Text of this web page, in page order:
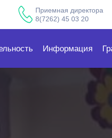
Приемная директора
8(7262) 45 03 20
Информация